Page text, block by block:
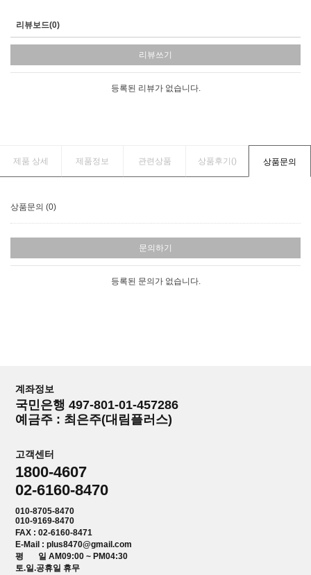
리뷰보드(0)
리뷰쓰기
등록된 리뷰가 없습니다.
제품 상세 제품정보 관련상품 상품후기() 상품문의
상품문의 (0)
문의하기
등록된 문의가 없습니다.
계좌정보
국민은행 497-801-01-457286
예금주 : 최은주(대림플러스)
고객센터
1800-4607
02-6160-8470
010-8705-8470
010-9169-8470
FAX : 02-6160-8471
E-Mail : plus8470@gmail.com
평 일 AM09:00 ~ PM04:30
토.일.공휴일 휴무